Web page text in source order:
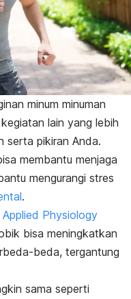
minum minuman
lain yang lebih
serta pikiran Anda.
membantu menjaga
mengurangi stres
.
Physiology
bisa meningkatkan
beda, tergantung
sama seperti